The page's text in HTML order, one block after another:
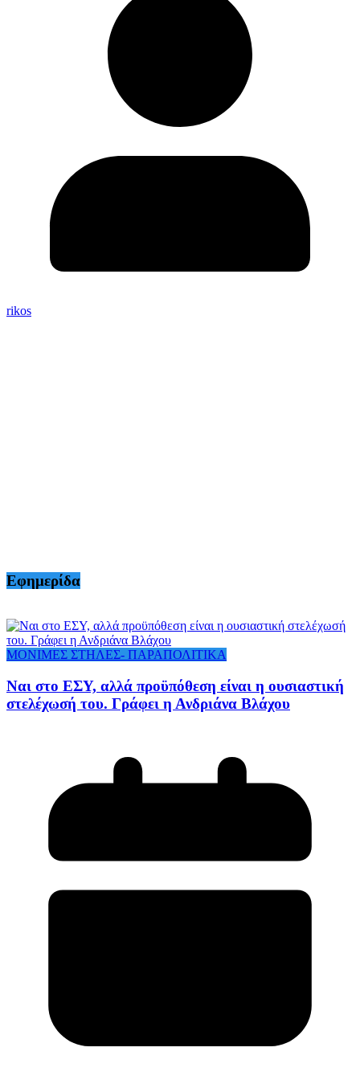
rikos
Εφημερίδα
ΜΟΝΙΜΕΣ ΣΤΗΛΕΣ- ΠΑΡΑΠΟΛΙΤΙΚΑ
Ναι στο ΕΣΥ, αλλά προϋπόθεση είναι η ουσιαστική
στελέχωσή του. Γράφει η Ανδριάνα Βλάχου